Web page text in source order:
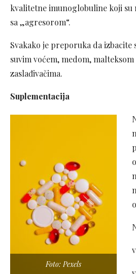
kvalitetne imunoglobuline koji su
sa „agresorom“.
Svakako je preporuka da izbacite
suvim voćem, medom,
zaslađivačima.
Suplementacija
Foto: Pexels